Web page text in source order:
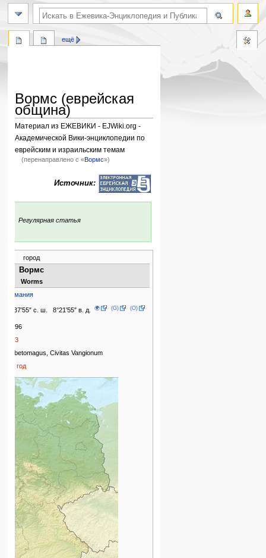
Вормс (еврейская
община)
Материал из ЕЖЕВИКИ - EJWiki.org -
Академической Вики-энциклопедии по
еврейским и израильским темам
(перенаправлено с «Вормс»)
Источник:
Регулярная статья
город
Вормс
Worms
Германия
49°37′55″ с. ш. 8°21′55″ в. д. 🌍 (G) (O)
80296
2013
Borbetomagus, Civitas Vangionum
588 год
ещё
поиск по словам